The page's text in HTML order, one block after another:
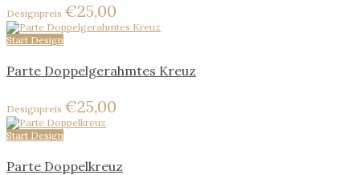
€25,00
Start Design
Parte Doppelgerahmtes Kreuz
€25,00
Start Design
Parte Doppelkreuz